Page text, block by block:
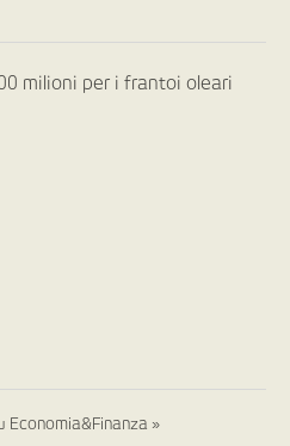
milioni per i frantoi oleari
Economia&Finanza »